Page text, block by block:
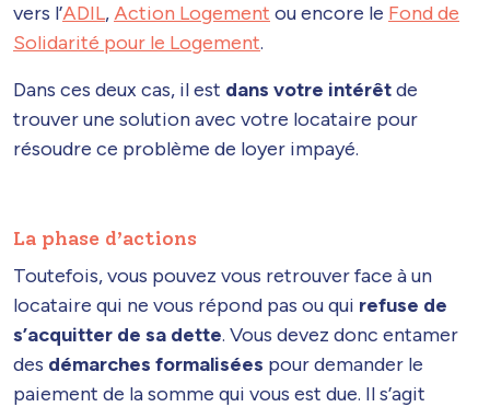
vers l’ADIL,Action Logement ou encore le Fond de
Solidarité pour le Logement.
Dans ces deux cas, il est dans votre intérêtde
trouver une solution avec votre locataire pour
résoudre ce problème de loyer impayé.
La phase d’actions
Toutefois, vous pouvez vous retrouver face à un
locataire qui ne vous répond pas ou qui refuse de
s’acquitter de sa dette. Vous devez donc entamer
des démarches formalisées pour demander le
paiement de la somme qui vous est due. Il s’agit